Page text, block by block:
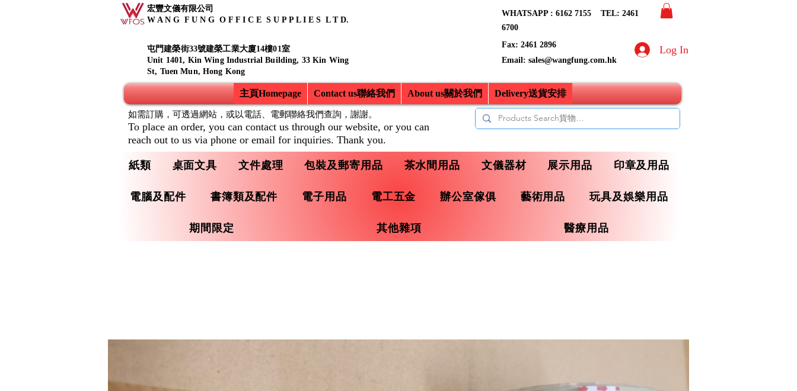
宏豐文儀有限公司
W A N G F U N G O F F I C E S U P P L I E S L T D.
屯門建榮街33號建榮工業大廈14樓01室
Unit 1401, Kin Wing Industrial Building, 33 Kin Wing
St, Tuen Mun, Hong Kong
WHATSAPP : 6162 7155​ TEL: 2461
6700
Fax: 2461 2896
Email: sales@wangfung.com.hk
Log In
主頁Homepage Contact us聯絡我們 About us關於我們 Delivery送貨安排
紙類 桌面文具 文件處理 包裝及郵寄用品 茶水間用品 文儀器材 展示用品 印章及用品
電腦及配件 書簿類及配件 電子用品 電工五金 辦公室傢俱 藝術用品 玩具及娛樂用品
期間限定 其他雜項 醫療用品
如需訂購，可透過網站，或以電話、電郵聯絡我們查詢， 謝謝。
To place an order, you can contact us through our website, or you can
reach out to us via phone or email for inquiries. Thank you.